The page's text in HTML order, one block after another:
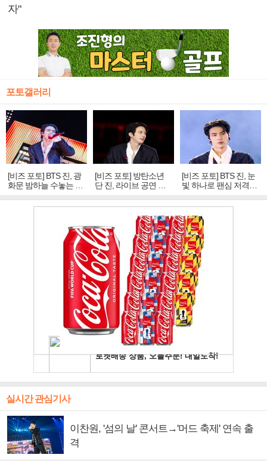
자"
포토갤러리
[비즈 포토] BTS 진, 광
화문 밤하늘 수놓는 '비
주얼 킹'의 열창
[비즈 포토] 방탄소년
단 진, 라이브 공연 중
빛나는 독보적 아우라
[비즈 포토] BTS 진, 눈
빛 하나로 팬심 저격…
독보적 카리스마
실시간 관심기사
이찬원, '섬의 날' 콘서트→'머드 축제' 연속 출
격